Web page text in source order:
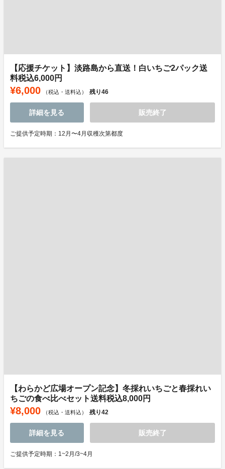
【応援チケット】淡路島から直送！白いちご2パック送
料税込6,000円
¥6,000 （税込・送料込） 残り46
詳細を見る 販売終了
ご提供予定時期：12月〜4月収穫次第都度
【わらかど広場オープン記念】冬採れいちごと春採れい
ちごの食べ比べセット送料税込8,000円
¥8,000 （税込・送料込） 残り42
詳細を見る 販売終了
ご提供予定時期：1~2月/3~4月